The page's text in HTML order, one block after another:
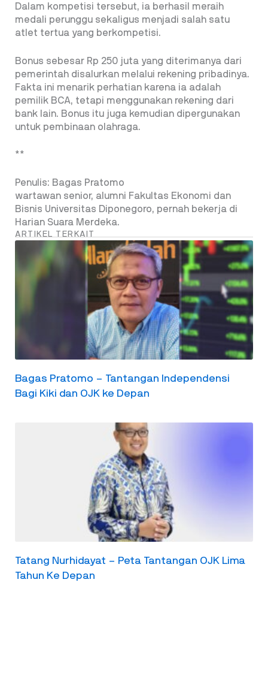
Dalam kompetisi tersebut, ia berhasil meraih
medali perunggu sekaligus menjadi salah satu
atlet tertua yang berkompetisi.
Bonus sebesar Rp 250 juta yang diterimanya dari
pemerintah disalurkan melalui rekening pribadinya.
Fakta ini menarik perhatian karena ia adalah
pemilik BCA, tetapi menggunakan rekening dari
bank lain. Bonus itu juga kemudian dipergunakan
untuk pembinaan olahraga.
**
Penulis: Bagas Pratomo
wartawan senior, alumni Fakultas Ekonomi dan
Bisnis Universitas Diponegoro, pernah bekerja di
Harian Suara Merdeka.
ARTIKEL TERKAIT
Bagas Pratomo – Tantangan Independensi
Bagi Kiki dan OJK ke Depan
Tatang Nurhidayat – Peta Tantangan OJK Lima
Tahun Ke Depan